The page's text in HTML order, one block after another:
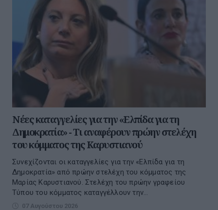
Νέες καταγγελίες για την «Ελπίδα για τη
Δημοκρατία» - Τι αναφέρουν πρώην στελέχη
του κόμματος της Καρυστιανού
Συνεχίζονται οι καταγγελίες για την «Ελπίδα για τη
Δημοκρατία» από πρώην στελέχη του κόμματος της
Μαρίας Καρυστιανού. Στελέχη του πρώην γραφείου
Τύπου του κόμματος καταγγέλλουν την...
07 Αυγούστου 2026